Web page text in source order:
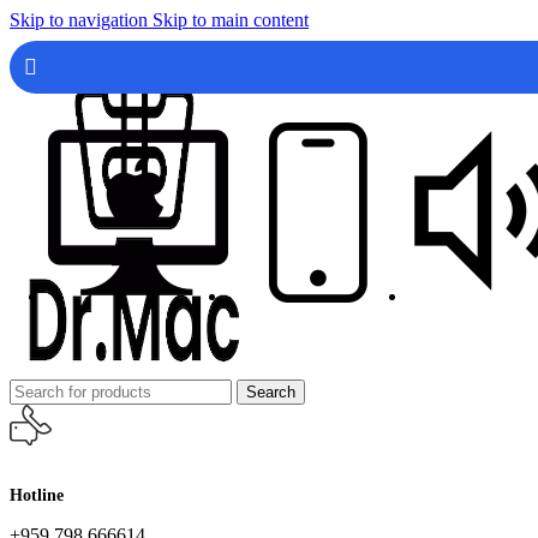
Skip to navigation Skip to main content
Search
Hotline